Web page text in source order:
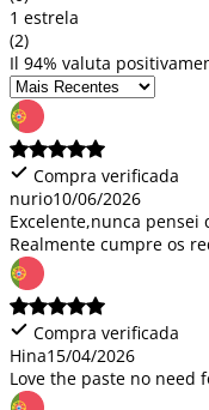
1 estrela
(2)
Il 94% valuta
Compra verificada
nurio10/06/2026
Excelente,nunca
Realmente cumpre os
Compra verificada
Hina15/04/2026
Love the paste no need